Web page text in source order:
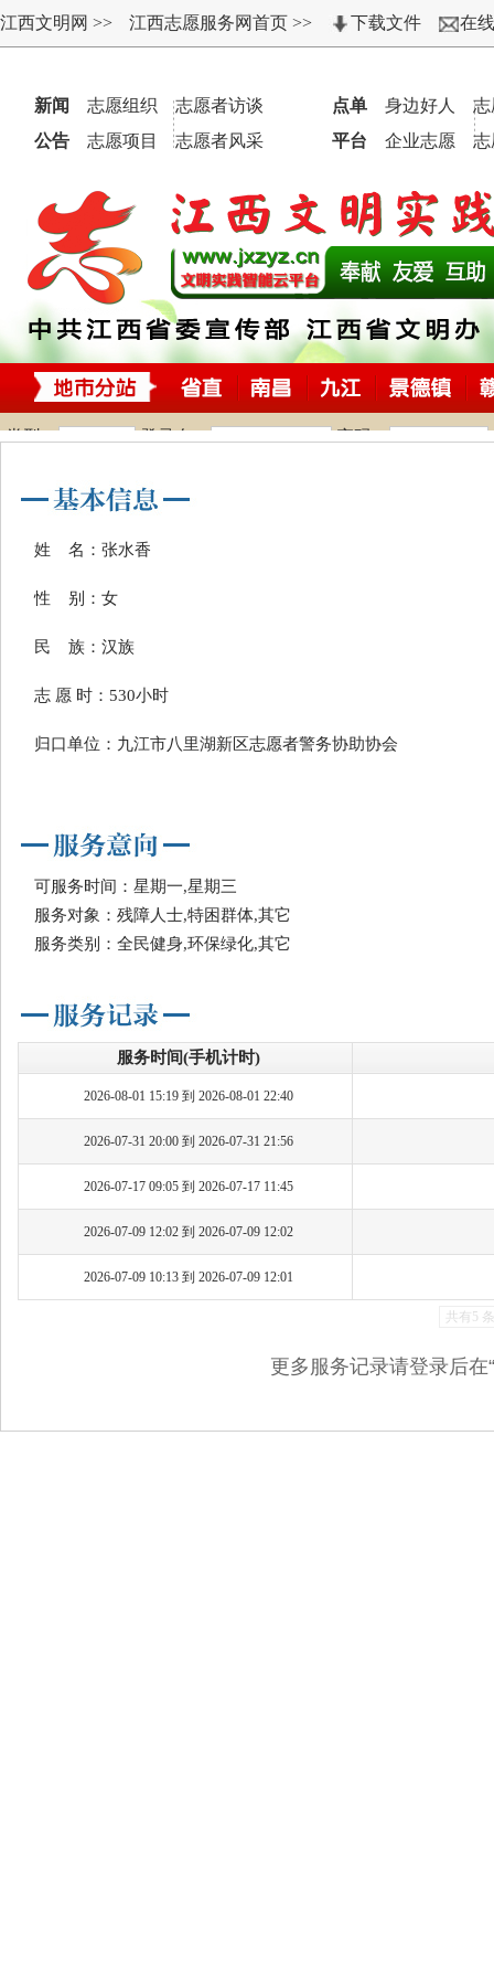
姓 名：张水香
性 别：女
民 族：汉族
志 愿 时：530小时
归口单位：九江市八里湖新区志愿者警务协助协会
可服务时间：星期一,星期三
服务对象：残障人士,特困群体,其它
服务类别：全民健身,环保绿化,其它